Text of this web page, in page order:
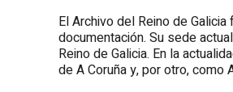
El Archivo del Reino de
documentación. Su sede
Reino de Galicia. En la
de A Coruña y, por otro, como